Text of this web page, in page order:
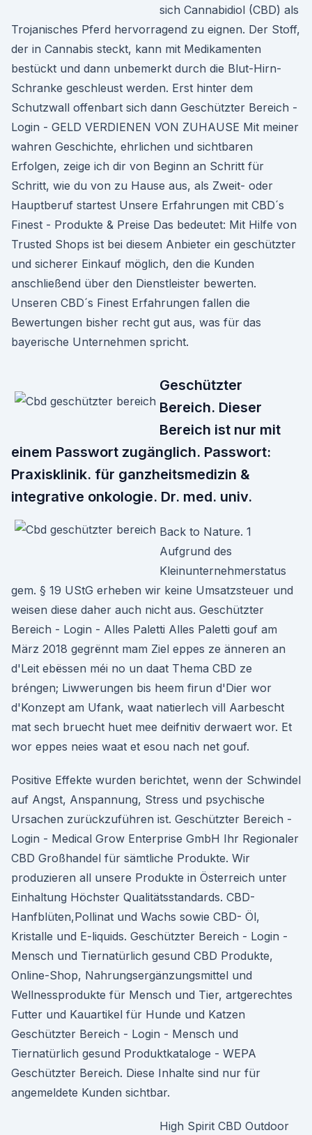
sich Cannabidiol (CBD) als
Trojanisches Pferd hervorragend zu eignen. Der Stoff,
der in Cannabis steckt, kann mit Medikamenten
bestückt und dann unbemerkt durch die Blut-Hirn-
Schranke geschleust werden. Erst hinter dem
Schutzwall offenbart sich dann Geschützter Bereich -
Login - GELD VERDIENEN VON ZUHAUSE Mit meiner
wahren Geschichte, ehrlichen und sichtbaren
Erfolgen, zeige ich dir von Beginn an Schritt für
Schritt, wie du von zu Hause aus, als Zweit- oder
Hauptberuf startest Unsere Erfahrungen mit CBD´s
Finest - Produkte & Preise Das bedeutet: Mit Hilfe von
Trusted Shops ist bei diesem Anbieter ein geschützter
und sicherer Einkauf möglich, den die Kunden
anschließend über den Dienstleister bewerten.
Unseren CBD´s Finest Erfahrungen fallen die
Bewertungen bisher recht gut aus, was für das
bayerische Unternehmen spricht.
Geschützter
Bereich. Dieser
Bereich ist nur mit
einem Passwort zugänglich. Passwort:
Praxisklinik. für ganzheitsmedizin &
integrative onkologie. Dr. med. univ.
Back to Nature. 1
Aufgrund des
Kleinunternehmerstatus
gem. § 19 UStG erheben wir keine Umsatzsteuer und
weisen diese daher auch nicht aus. Geschützter
Bereich - Login - Alles Paletti Alles Paletti gouf am
März 2018 gegrënnt mam Ziel eppes ze änneren an
d'Leit ebëssen méi no un daat Thema CBD ze
bréngen; Liwwerungen bis heem firun d'Dier wor
d'Konzept am Ufank, waat natierlech vill Aarbescht
mat sech bruecht huet mee deifnitiv derwaert wor. Et
wor eppes neies waat et esou nach net gouf.
Positive Effekte wurden berichtet, wenn der Schwindel
auf Angst, Anspannung, Stress und psychische
Ursachen zurückzuführen ist. Geschützter Bereich -
Login - Medical Grow Enterprise GmbH Ihr Regionaler
CBD Großhandel für sämtliche Produkte. Wir
produzieren all unsere Produkte in Österreich unter
Einhaltung Höchster Qualitätsstandards. CBD-
Hanfblüten,Pollinat und Wachs sowie CBD- Öl,
Kristalle und E-liquids. Geschützter Bereich - Login -
Mensch und Tiernatürlich gesund CBD Produkte,
Online-Shop, Nahrungsergänzungsmittel und
Wellnessprodukte für Mensch und Tier, artgerechtes
Futter und Kauartikel für Hunde und Katzen
Geschützter Bereich - Login - Mensch und
Tiernatürlich gesund Produktkataloge - WEPA
Geschützter Bereich. Diese Inhalte sind nur für
angemeldete Kunden sichtbar.
High Spirit CBD Outdoor